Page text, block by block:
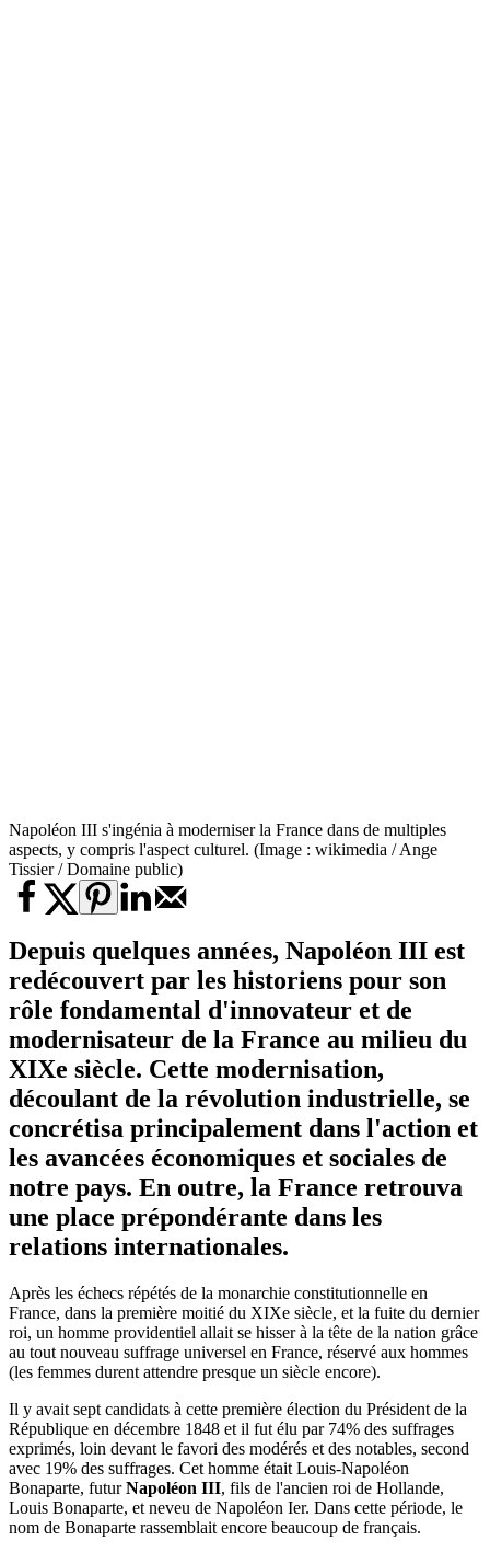
Napoléon III s'ingénia à moderniser la France dans de multiples
aspects, y compris l'aspect culturel. (Image : wikimedia / Ange
Tissier / Domaine public)
Depuis quelques années, Napoléon III est
redécouvert par les historiens pour son
rôle fondamental d'innovateur et de
modernisateur de la France au milieu du
XIXe siècle. Cette modernisation,
découlant de la révolution industrielle, se
concrétisa principalement dans l'action et
les avancées économiques et sociales de
notre pays. En outre, la France retrouva
une place prépondérante dans les
relations internationales.
Après les échecs répétés de la monarchie constitutionnelle en
France, dans la première moitié du XIXe siècle, et la fuite du dernier
roi, un homme providentiel allait se hisser à la tête de la nation grâce
au tout nouveau suffrage universel en France, réservé aux hommes
(les femmes durent attendre presque un siècle encore).
Il y avait sept candidats à cette première élection du Président de la
République en décembre 1848 et il fut élu par 74% des suffrages
exprimés, loin devant le favori des modérés et des notables, second
avec 19% des suffrages. Cet homme était Louis-Napoléon
Bonaparte, futurNapoléon III, fils de l'ancien roi de Hollande,
Louis Bonaparte, et neveu de Napoléon Ier. Dans cette période, le
nom de Bonaparte rassemblait encore beaucoup de français.